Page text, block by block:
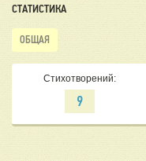
СТАТИСТИКА
ОБЩАЯ
Стихотворений:
9